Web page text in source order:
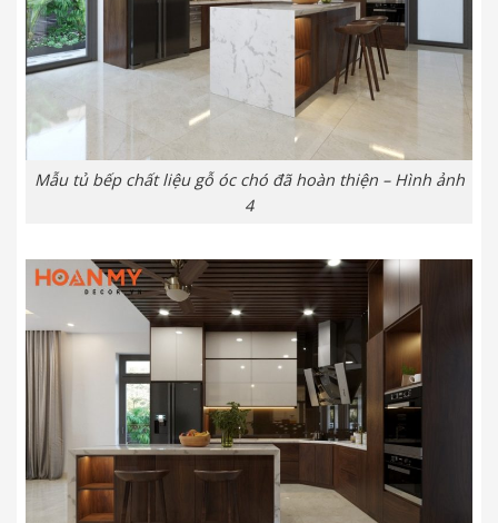
Mẫu tủ bếp chất liệu gỗ óc chó đã hoàn thiện – Hình ảnh
4